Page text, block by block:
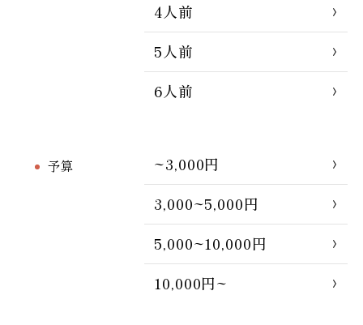
4人前
5人前
6人前
予算
~3,000円
3,000~5,000円
5,000~10,000円
10,000円~